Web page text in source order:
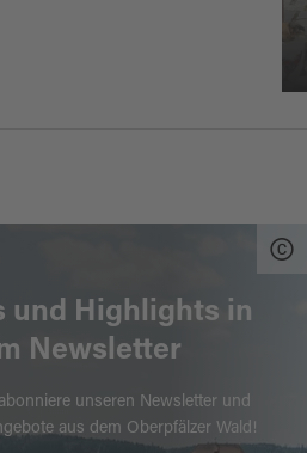
und Highlights in
Newsletter
unseren Newsletter und
aus dem Oberpfälzer Wald!